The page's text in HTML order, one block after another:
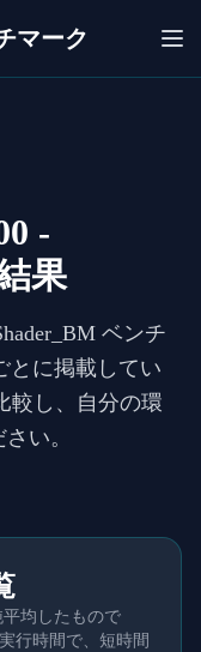
マーク
-
果
ベンチ
とに掲載してい
較し、自分の環
い。
均したもので
行時間で、短時間